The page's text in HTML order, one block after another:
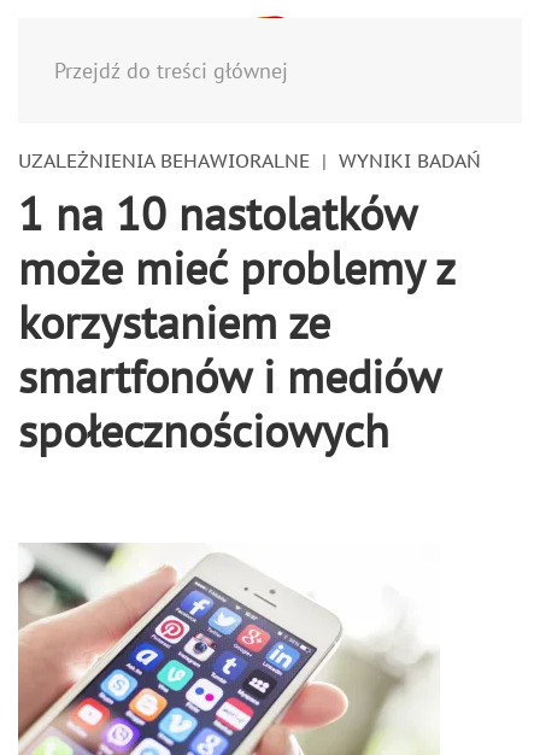
Przejdź do treści głównej
UZALEŻNIENIA BEHAWIORALNE WYNIKI BADAŃ
1 na 10 nastolatków
może mieć problemy z
korzystaniem ze
smartfonów i mediów
społecznościowych